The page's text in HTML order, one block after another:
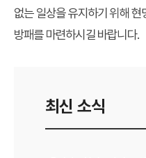
없는 일상을 유지하기 위해 현
방패를 마련하시길 바랍니다.
최신 소식